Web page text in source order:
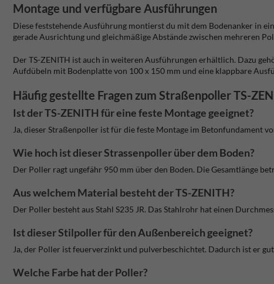
Montage und verfügbare Ausführungen
Diese feststehende Ausführung montierst du mit dem Bodenanker in
gerade Ausrichtung und gleichmäßige Abstände zwischen mehreren
Der TS-ZENITH ist auch in weiteren Ausführungen erhältlich. Dazu
Aufdübeln mit Bodenplatte von 100 x 150 mm und eine klappbare
Häufig gestellte Fragen zum Straßenpoller TS-
Ist der TS-ZENITH für eine feste Montage geeignet?
Ja, dieser Straßenpoller ist für die feste Montage im Betonfundament
Wie hoch ist dieser Strassenpoller über dem Boden?
Der Poller ragt ungefähr 950 mm über den Boden. Die Gesamtlänge
Aus welchem Material besteht der TS-ZENITH?
Der Poller besteht aus Stahl S235 JR. Das Stahlrohr hat einen
Ist dieser Stilpoller für den Außenbereich geeignet?
Ja, der Poller ist feuerverzinkt und pulverbeschichtet. Dadurch ist er
Welche Farbe hat der Poller?